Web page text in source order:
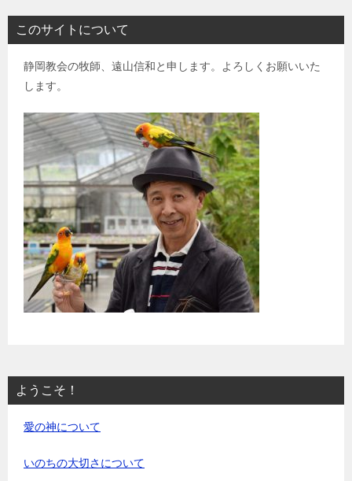
このサイトについて
静岡教会の牧師、遠山信和と申します。よろしくお願いいた
します。
ようこそ！
愛の神について
いのちの大切さについて